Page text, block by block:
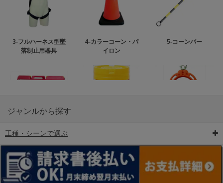
3-フルハーネス型墜
落制止用器具
4-カラーコーン・パ
イロン
5-コーンバー
6-矢印板/LED矢印板
ンス
ジャンルから探す
工種・シーンで選ぶ